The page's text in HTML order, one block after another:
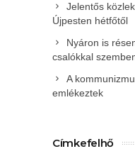
Jelentős
Újpesten hétfőtől
Nyáron is
csalókkal
A
emlékeztek
Címkefelhő